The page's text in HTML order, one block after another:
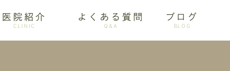
医院紹介
CLINIC
よくある質問
Q&A
ブログ
BLOG